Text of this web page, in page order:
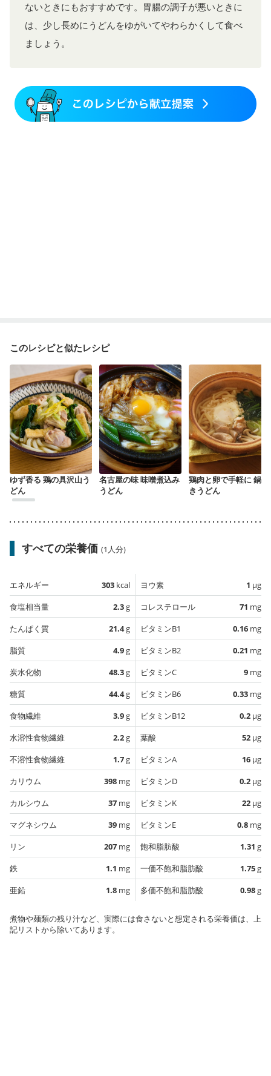
ないときにもおすすめです。胃腸の調子が悪いときに
は、少し長めにうどんをゆがいてやわらかくして食べ
ましょう。
このレシピと似たレシピ
ゆず香る 鶏の具沢山う
どん
名古屋の味 味噌煮込み
うどん
鶏肉と卵で手軽に 鍋焼
きうどん
すべての栄養価 (1人分)
エネルギー 303 kcal
食塩相当量
2.3g
たんぱく質
21.4g
脂質
4.9g
炭水化物
48.3g
糖質
44.4g
食物繊維
3.9g
水溶性食物繊維
2.2g
不溶性食物繊維
1.7g
カリウム
398 mg
カルシウム
37 mg
マグネシウム
39 mg
リン
207 mg
鉄
1.1 mg
亜鉛
1.8 mg
ヨウ素 1 µg
コレステロール
71 mg
ビタミンB1
0.16 mg
ビタミンB2
0.21 mg
ビタミンC
9 mg
ビタミンB6
0.33 mg
ビタミンB12
0.2 µg
葉酸
52 µg
ビタミンA
16 µg
ビタミンD
0.2 µg
ビタミンK
22 µg
ビタミンE
0.8 mg
飽和脂肪酸
1.31 g
一価不飽和脂肪酸
1.75g
多価不飽和脂肪酸
0.98g
煮物や麺類の残り汁など、実際には食さないと想定される栄養価は、上
記リストから除いてあります。